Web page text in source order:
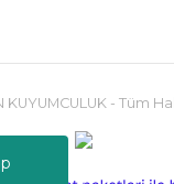
- Tüm